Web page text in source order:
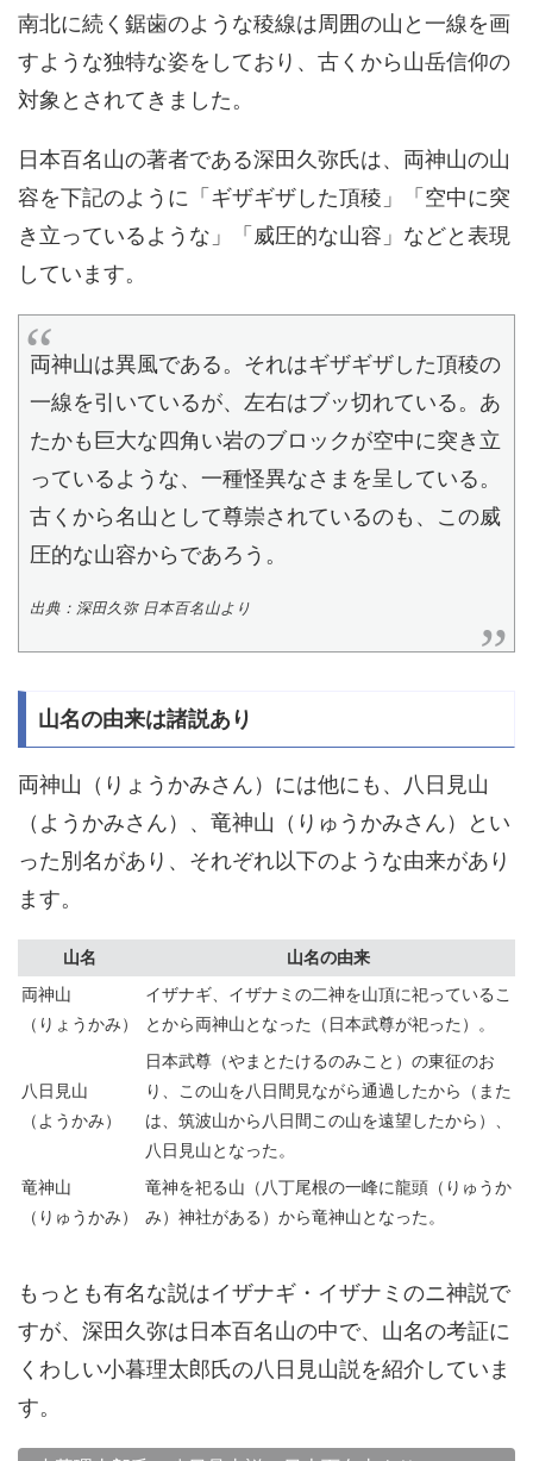
南北に続く鋸歯のような稜線は周囲の山と一線を画
すような独特な姿をしており、古くから山岳信仰の
対象とされてきました。
日本百名山の著者である深田久弥氏は、両神山の山
容を下記のように「ギザギザした頂稜」「空中に突
き立っているような」「威圧的な山容」などと表現
しています。
両神山は異風である。それはギザギザした頂稜の
一線を引いているが、左右はブッ切れている。あ
たかも巨大な四角い岩のブロックが空中に突き立
っているような、一種怪異なさまを呈している。
古くから名山として尊崇されているのも、この威
圧的な山容からであろう。
出典：深田久弥 日本百名山より
山名の由来は諸説あり
両神山（りょうかみさん）には他にも、八日見山
（ようかみさん）、竜神山（りゅうかみさん）とい
った別名があり、それぞれ以下のような由来があり
ます。
山名
山名の由来
両神山
（りょうかみ）
イザナギ、イザナミの二神を山頂に祀っているこ
とから両神山となった（日本武尊が祀った）。
八日見山
（ようかみ）
日本武尊（やまとたけるのみこと）の東征のお
り、この山を八日間見ながら通過したから（また
は、筑波山から八日間この山を遠望したから）、
八日見山となった。
竜神山
（りゅうかみ）
竜神を祀る山（八丁尾根の一峰に龍頭（りゅうか
み）神社がある）から竜神山となった。
もっとも有名な説はイザナギ・イザナミのニ神説で
すが、深田久弥は日本百名山の中で、山名の考証に
くわしい小暮理太郎氏の八日見山説を紹介していま
す。